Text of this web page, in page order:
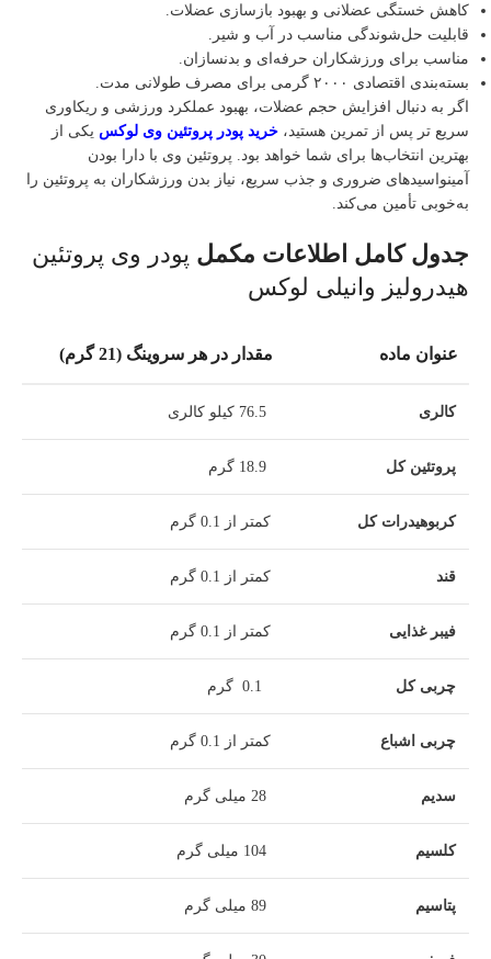
کاهش خستگی عضلانی و بهبود بازسازی عضلات.
قابلیت حل‌شوندگی مناسب در آب و شیر.
مناسب برای ورزشکاران حرفه‌ای و بدنسازان.
بسته‌بندی اقتصادی ۲۰۰۰ گرمی برای مصرف طولانی‌ مدت.
اگر به دنبال افزایش حجم عضلات، بهبود عملکرد ورزشی و ریکاوری
سریع‌ تر پس از تمرین هستید، خرید پودر پروتئین وی لوکس یکی از
بهترین انتخاب‌ها برای شما خواهد بود. پروتئین وی با دارا بودن
آمینواسیدهای ضروری و جذب سریع، نیاز بدن ورزشکاران به پروتئین را
به‌خوبی تأمین می‌کند.
جدول کامل اطلاعات مکمل پودر وی پروتئین
هیدرولیز وانیلی لوکس
عنوان ماده مقدار در هر سروینگ (21 گرم)
کالری
پروتئین کل
کربوهیدرات کل کمتر از 0.1 گرم
قند کمتر از 0.1 گرم
فیبر غذایی کمتر از 0.1 گرم
چربی کل
چربی اشباع کمتر از 0.1 گرم
سدیم
کلسیم
پتاسیم